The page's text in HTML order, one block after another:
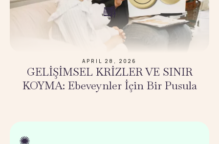
APRIL 28, 2026
GELİŞİMSEL KRİZLER VE SINIR
KOYMA: Ebeveynler İçin Bir Pusula